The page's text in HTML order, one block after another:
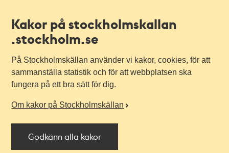
Kakor på stockholmskallan
.stockholm.se
På Stockholmskällan använder vi kakor, cookies, för att
sammanställa statistik och för att webbplatsen ska
fungera på ett bra sätt för dig.
Om kakor på Stockholmskällan
Godkänn alla kakor